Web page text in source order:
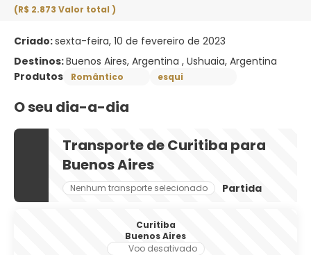
(R$ 2.873 Valor total )
Criado:sexta-feira, 10 de fevereiro de 2023
Destinos:Buenos Aires, Argentina , Ushuaia, Argentina
Produtos
Romântico esqui
O seu dia-a-dia
Transporte de Curitiba para
Buenos Aires
Nenhum transporte selecionado Partida
Curitiba
Buenos Aires
Voo desativado